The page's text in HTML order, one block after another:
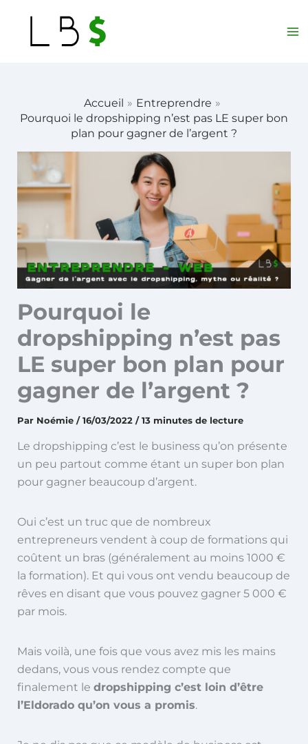
contenu
Accueil
Entreprendre
Pourquoi le dropshipping n’est pas LE super bon
plan pour gagner de l’argent ?
Pourquoi le
dropshipping n’est pas
LE super bon plan pour
gagner de l’argent ?
Par Noémie /16/03/2022 /13 minutes de lecture
Le dropshipping c’est le business qu’on présente
un peu partout comme étant un super bon plan
pour gagner beaucoup d’argent.
Oui c’est un truc que de nombreux
entrepreneurs vendent à coup de formations qui
coûtent un bras (généralement au moins 1000 €
la formation). Et qui vous ont vendu beaucoup de
rêves en disant que vous pouvez gagner 5 000 €
par mois.
Mais voilà, une fois que vous avez mis les mains
dedans, vous vous rendez compte que
finalement le dropshipping c’est loin d’être
l’Eldorado qu’on vous a promis.